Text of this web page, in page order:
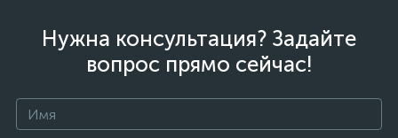
Нужна консультация? Задайте
вопрос прямо сейчас!